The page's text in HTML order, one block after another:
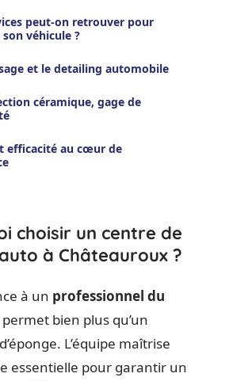
peut-on retrouver pour
véhicule ?
et le detailing automobile
céramique, gage de
efficacité au cœur de
choisir un centre de
à Châteauroux ?
à un professionnel du
permet bien plus qu’un
L’équipe maîtrise
essentielle pour garantir un